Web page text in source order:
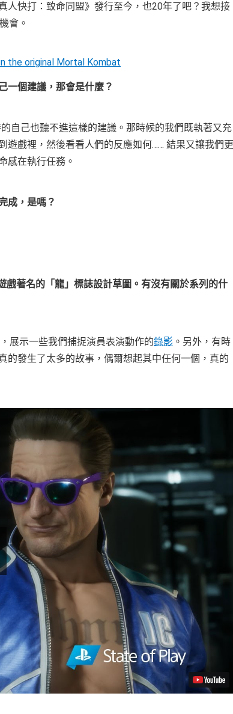
人快打：致命同盟》發行至今，也20年了吧？我想接
會。
一個建議，那會是什麼？
自己也聽不進這樣的建議。那時候的我們既執著又充
遊戲裡，然後看看人們的反應如何…… 結果又讓我們更
感在執行任務。
成，是嗎？
著名的「龍」標誌設計草圖。有沒有關於系列的什
展示一些我們捕捉演員表演動作的錄影 。另外，有時
的發生了太多的故事，偶爾想起其中任何一個，真的
Play